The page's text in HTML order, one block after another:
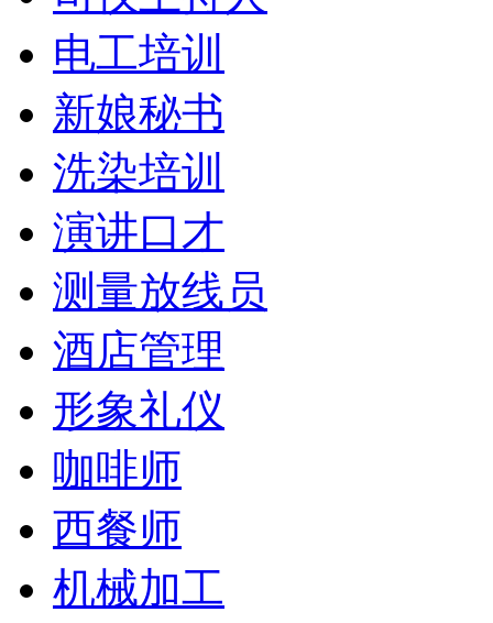
电工培训
新娘秘书
洗染培训
演讲口才
测量放线员
酒店管理
形象礼仪
咖啡师
西餐师
机械加工